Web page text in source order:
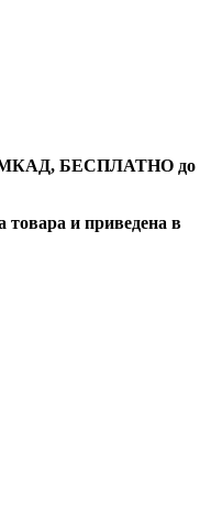
МКАД, БЕСПЛАТНО до
товара и приведена в